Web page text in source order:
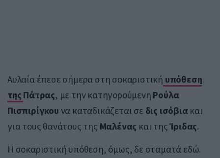
Αυλαία έπεσε σήμερα στη σοκαριστική υπόθεση
της Πάτρας, με την κατηγορούμενη Ρούλα
Πισπιρίγκου να καταδικάζεται σε δις ισόβιακαι
για τους θανάτους της Μαλένας και τηςΊριδας.
Η σοκαριστική υπόθεση, όμως, δε σταματά εδώ.